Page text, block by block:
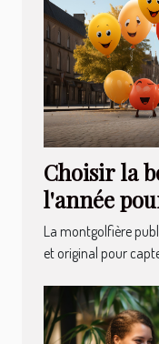
Choisir la
l'année
La montgolfière
et original pour